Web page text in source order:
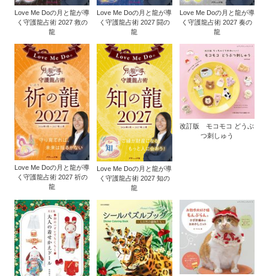
Love Me Doの月と龍が導
く守護龍占術 2027 救の
龍
Love Me Doの月と龍が導
く守護龍占術 2027 闘の
龍
Love Me Doの月と龍が導
く守護龍占術 2027 奏の
龍
Love Me Doの月と龍が導
く守護龍占術 2027 祈の
龍
Love Me Doの月と龍が導
く守護龍占術 2027 知の
龍
改訂版 モコモコ どうぶ
つ刺しゅう